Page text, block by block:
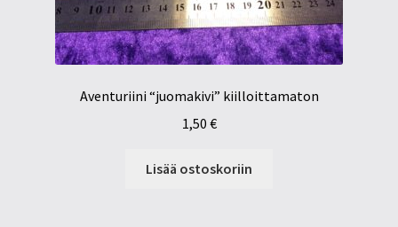
Aventuriini “juomakivi” kiilloittamaton
1,50 €
Lisää ostoskoriin